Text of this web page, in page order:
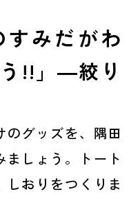
すみだがわ
!!」―絞り
グッズを、隅田
しょう。トート
しおりをつくりま